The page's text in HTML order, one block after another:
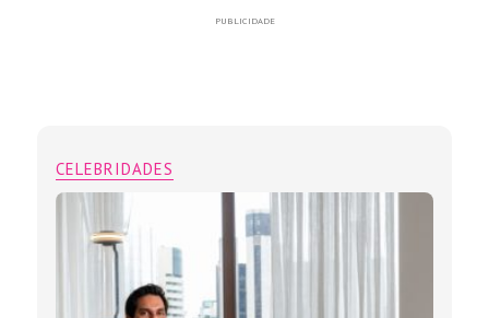
PUBLICIDADE
CELEBRIDADES